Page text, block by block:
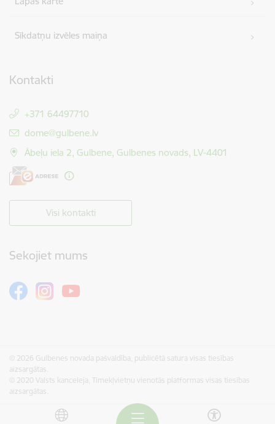
Sīkdatņu izvēles maiņa
Kontakti
+371 64497710
E-pasts:
dome@gulbene.lv
Ābeļu iela 2, Gulbene, Gulbenes novads, LV-4401
Visi kontakti
Sekojiet mums
© 2026 Gulbenes novada pašvaldība, publicētā satura visas tiesības
aizsargātas.
© 2020 Valsts kanceleja, Tīmekļvietņu vienotās platformas visas tiesības
aizsargātas.